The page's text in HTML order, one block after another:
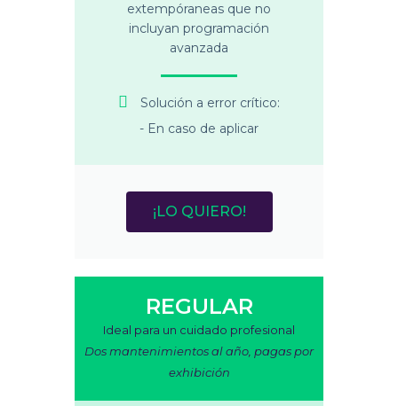
extempóraneas que no
incluyan programación
avanzada
Solución a error crítico:
- En caso de aplicar
¡LO QUIERO!
REGULAR
Ideal para un cuidado profesional
Dos mantenimientos al año, pagas por
exhibición